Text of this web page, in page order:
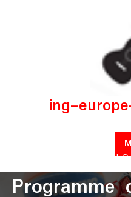
ing-
Posted
Programme